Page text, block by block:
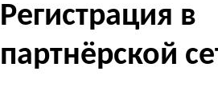
Регистрация в
партнёрской